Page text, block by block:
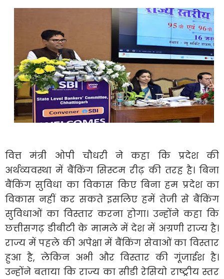
वित्त मंत्री ओपी चौधरी ने कहा कि प्रदेश की
अर्थव्यवस्था में बैंकिंग सिस्टम रीढ़ की तरह है। बिना
बैंकिंग सुविधा का विकास किए बिना हम प्रदेश का
विकास नहीं कर सकते इसलिए हमें तेजी से बैंकिंग
सुविधाओं का विस्तार करना होगा। उन्होंने कहा कि
छत्तीसगढ़ डीबीटी के मामले में देश में अग्रणी राज्य है।
राज्य में पहले की अपेक्षा में बैंकिंग सेवाओं का विस्तार
हुआ है, लेकिन अभी और विस्तार की गूंजाईश है।
उन्होंने बताया कि राज्य का सीडी रेसियो राष्ट्रीय स्तर